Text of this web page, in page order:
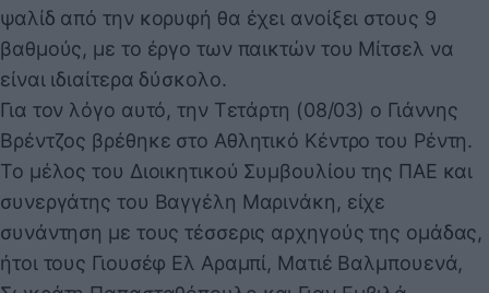
ψαλίδ από την κορυφή θα έχει ανοίξει στους 9
βαθμούς, με το έργο των παικτών του Μίτσελ να
είναι ιδιαίτερα δύσκολο.
Για τον λόγο αυτό, την Τετάρτη (08/03) ο Γιάννης
Βρέντζος βρέθηκε στο Αθλητικό Κέντρο του Ρέντη.
Το μέλος του Διοικητικού Συμβουλίου της ΠΑΕ και
συνεργάτης του Βαγγέλη Μαρινάκη, είχε
συνάντηση με τους τέσσερις αρχηγούς της ομάδας,
ήτοι τους Γιουσέφ Ελ Αραμπί, Ματιέ Βαλμπουενά,